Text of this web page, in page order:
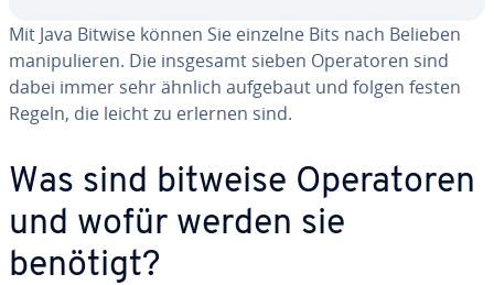
Mit Java Bitwise können Sie einzelne Bits nach Belieben
ma­ni­pu­lie­ren. Die insgesamt sieben Ope­ra­to­ren sind
dabei immer sehr ähnlich aufgebaut und folgen festen
Regeln, die leicht zu erlernen sind.
Was sind bitweise Ope­ra­to­ren
und wofür werden sie
benötigt?